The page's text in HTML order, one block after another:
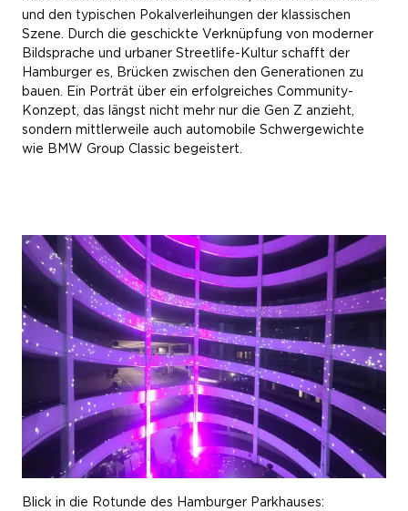
und den typischen Pokalverleihungen der klassischen
Szene. Durch die geschickte Verknüpfung von moderner
Bildsprache und urbaner Streetlife-Kultur schafft der
Hamburger es, Brücken zwischen den Generationen zu
bauen. Ein Porträt über ein erfolgreiches Community-
Konzept, das längst nicht mehr nur die Gen Z anzieht,
sondern mittlerweile auch automobile Schwergewichte
wie BMW Group Classic begeistert.
Blick in die Rotunde des Hamburger Parkhauses: